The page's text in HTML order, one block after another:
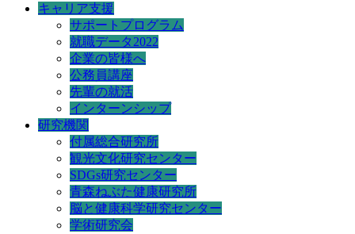
キャリア支援
サポートプログラム
就職データ2022
企業の皆様へ
公務員講座
先輩の就活
インターンシップ
研究機関
付属総合研究所
観光文化研究センター
SDGs研究センター
青森ねぶた健康研究所
脳と健康科学研究センター
学術研究会